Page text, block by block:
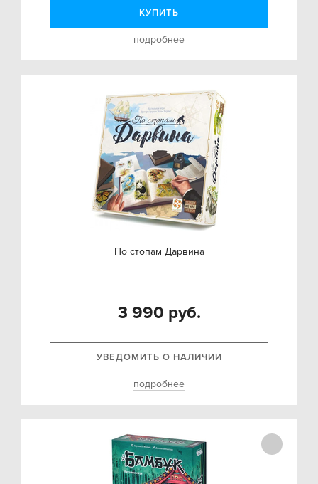
КУПИТЬ
подробнее
По стопам Дарвина
3 990 руб.
УВЕДОМИТЬ О НАЛИЧИИ
подробнее